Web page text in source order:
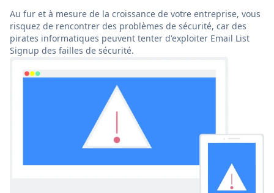
Au fur et à mesure de la croissance de votre entreprise, vous
risquez de rencontrer des problèmes de sécurité, car des
pirates informatiques peuvent tenter d'exploiter Email List
Signup des failles de sécurité.